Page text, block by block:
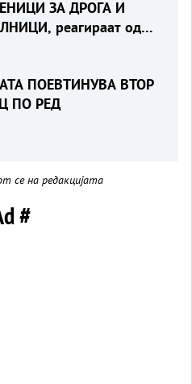
ЗА ДРОГА И
реагираат од
ПОЕВТИНУВА ВТОР
ПО РЕД
се на редакцијата
#